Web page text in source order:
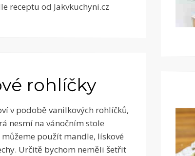
receptu od Jakvkuchyni.cz
rohlíčky
v podobě vanilkových rohlíčků,
nesmí na vánočním stole
použít mandle, lískové
Určitě bychom neměli šetřit